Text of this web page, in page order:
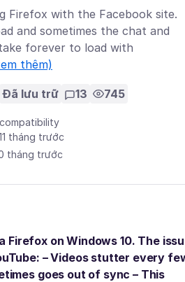
Firefox with the Facebook site.
and sometimes the chat and
forever to load with
thêm)
Đã lưu trữ 13 745
tháng trước
tháng trước
Firefox on Windows 10. The
– Videos stutter every
goes out of sync – This